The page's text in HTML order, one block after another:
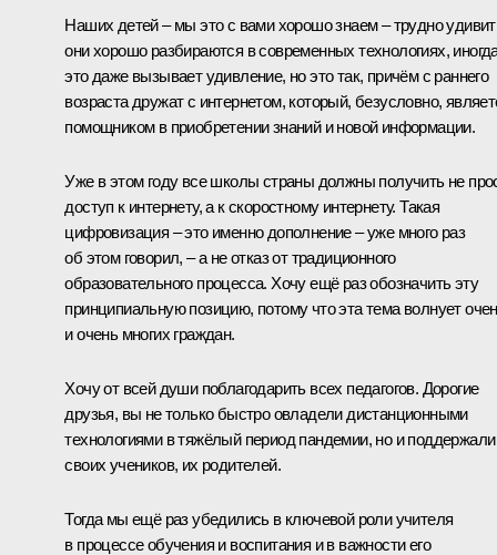
Наших детей – мы это с вами хорошо знаем – трудно
они хорошо разбираются в современных технологиях,
это даже вызывает удивление, но это так, причём с раннего
возраста дружат с интернетом, который, безусловно,
помощником в приобретении знаний и новой информации.
Уже в этом году все школы страны должны получить не
доступ к интернету, а к скоростному интернету. Такая
цифровизация – это именно дополнение – уже много раз
об этом говорил, – а не отказ от традиционного
образовательного процесса. Хочу ещё раз обозначить эту
принципиальную позицию, потому что эта тема волнует
и очень многих граждан.
Хочу от всей души поблагодарить всех педагогов. Дорогие
друзья, вы не только быстро овладели дистанционными
технологиями в тяжёлый период пандемии, но и поддержали
своих учеников, их родителей.
Тогда мы ещё раз убедились в ключевой роли учителя
в процессе обучения и воспитания и в важности его